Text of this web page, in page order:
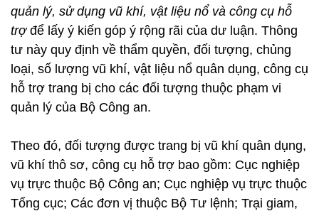
quản lý, sử dụng vũ khí, vật liệu nổ và công cụ hỗ
trợđể lấy ý kiến góp ý rộng rãi của dư luận. Thông
tư này quy định về thẩm quyền, đối tượng, chủng
loại, số lượng vũ khí, vật liệu nổ quân dụng, công cụ
hỗ trợ trang bị cho các đối tượng thuộc phạm vi
quản lý của Bộ Công an.
Theo đó, đối tượng được trang bị vũ khí quân dụng,
vũ khí thô sơ, công cụ hỗ trợ bao gồm: Cục nghiệp
vụ trực thuộc Bộ Công an; Cục nghiệp vụ trực thuộc
Tổng cục; Các đơn vị thuộc Bộ Tư lệnh; Trại giam,